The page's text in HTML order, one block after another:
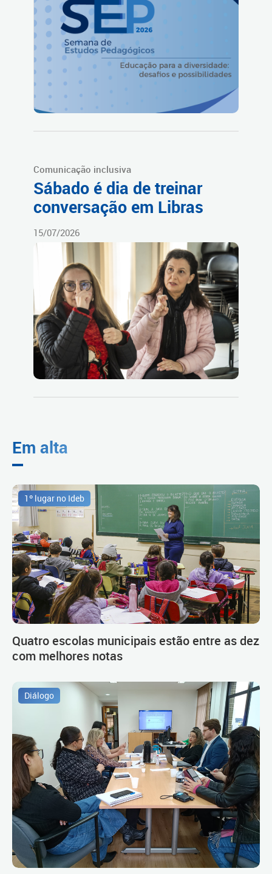
Comunicação inclusiva
Sábado é dia de treinar
conversação em Libras
15/07/2026
Em alta
1º lugar no Ideb
Quatro escolas municipais estão entre as dez
com melhores notas
Diálogo